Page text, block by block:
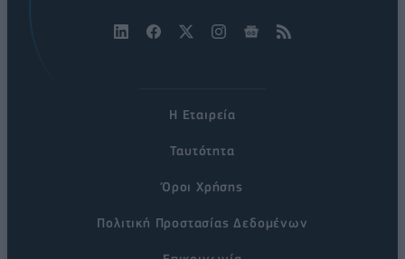
Η Εταιρεία
Ταυτότητα
Όροι Χρήσης
Πολιτική Προστασίας Δεδομένων